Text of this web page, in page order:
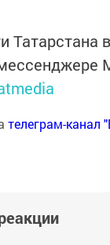
Татарстана в
телеграм-